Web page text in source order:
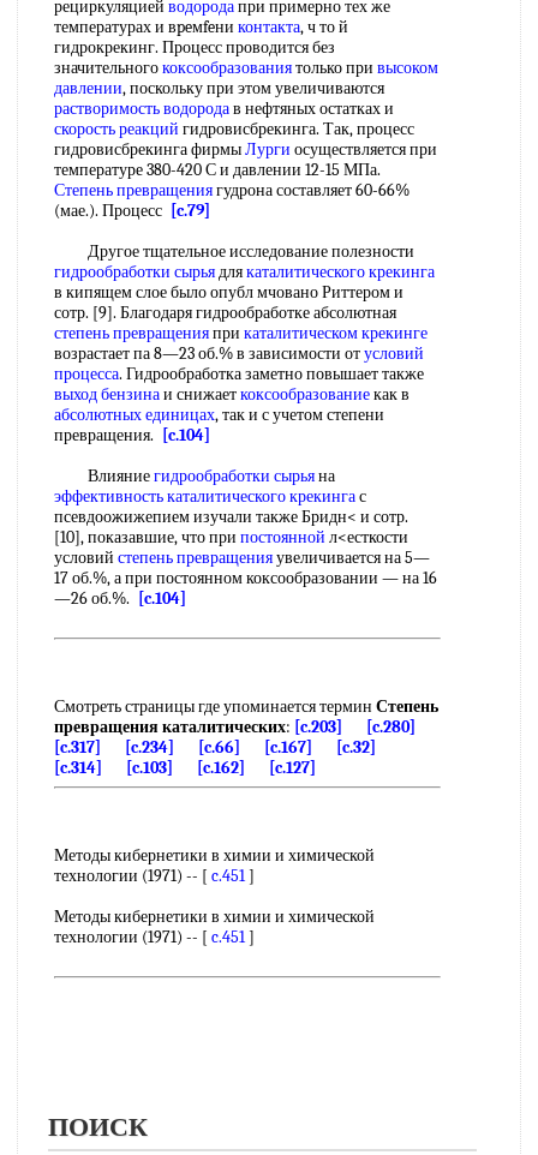
рециркуляцией водородапри примерно тех же
температурах и вpeмfeни контакта, ч то й
гидрокрекинг. Процесс проводится без
значительногококсообразованиятолько при высоком
давлении, поскольку при этом увеличиваются
растворимость водородав нефтяных остатках и
скорость реакций гидровисбрекинга. Так, процесс
гидровисбрекинга фирмыЛурги осуществляется при
температуре 380-420 С и давлении 12-15 МПа.
Степень превращениягудрона составляет 60-66%
(мае.). Процесс [c.79]
Другое тщательное исследование полезности
гидрообработки сырьядлякаталитического крекинга
в кипящем слое было опубл мчовано Риттером и
сотр. [9]. Благодаря гидрообработке абсолютная
степень превращенияпри каталитическом крекинге
возрастает па 8—23 об.% в зависимости отусловий
процесса. Гидрообработка заметно повышает также
выход бензинаи снижаеткоксообразованиекак в
абсолютных единицах, так и с учетом степени
превращения.
[c.104]
Влияниегидрообработки сырьяна
эффективность каталитического крекингас
псевдоожижепием изучали также Бридн< и сотр.
[10], показавшие, что при постоянной л<есткости
условий степень превращенияувеличивается на 5—
17 об.%, а при постоянном коксообразовании — на 16
—26 об.%.
[c.104]
Смотреть страницы где упоминается термин Степень
превращения каталитических: [c.203]
[c.280]
[c.317]
[c.234] [c.66] [c.167]
[c.32]
[c.314]
[c.103] [c.162] [c.127]
Методы кибернетики в химии и химической
технологии (1971) -- [ c.451]
Методы кибернетики в химии и химической
технологии (1971) -- [ c.451]
ПОИСК